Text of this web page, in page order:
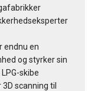
endnu en
og styrker sin
skibe
scanning til